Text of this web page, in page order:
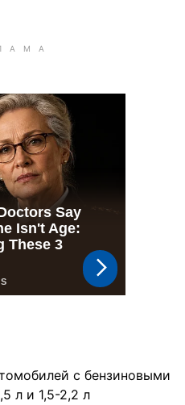
с бензиновыми
л и 1,5-2,2 л